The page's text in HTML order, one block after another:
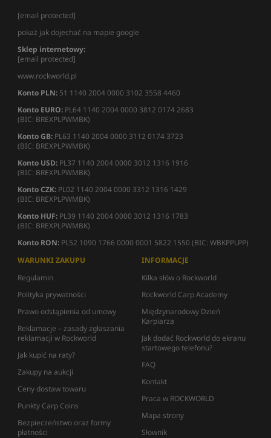
[email protected]
pokaż jak dojechać na mapie google
Sklep internetowy:
[email protected]
www.rockworld.pl
Konto PLN: 51 1140 2004 0000 3102 3558 4460
Konto EURO: PL64 1140 2004 0000 3812 0174 2683
(BIC: BREXPLPWMBK)
Konto GB: PL63 1140 2004 0000 3112 0174 3723
(BIC: BREXPLPWMBK)
Konto USD: PL37 1140 2004 0000 3012 1316 1916
(BIC: BREXPLPWMBK)
Konto CZK: PL02 1140 2004 0000 3312 1316 1429
(BIC: BREXPLPWMBK)
Konto HUF: PL39 1140 2004 0000 3012 1316 1783
(BIC: BREXPLPWMBK)
Konto RON: PL52 1090 1766 0000 0001 5822 1550 (BIC: WBKPPLPP)
WARUNKI ZAKUPU
Regulamin
Polityka prywatności
Prawo odstąpienia od umowy
Reklamacje – zasady zgłaszania
reklamacji w Rockworld
Jak kupić na raty?
Zakupy na aukcji
Ceny dostaw towaru
Punkty Carp Coins
Bezpieczeństwo oraz formy
płatności
INFORMACJE
Kilka słów o Rockworld
Rockworld Carp Academy
Międzynarodowy Dzień
Karpiarza
Jak dodać Rockworld do ekranu
startowego telefonu?
FAQ
Kontakt
Praca w ROCKWORLD
Mapa strony
Słownik